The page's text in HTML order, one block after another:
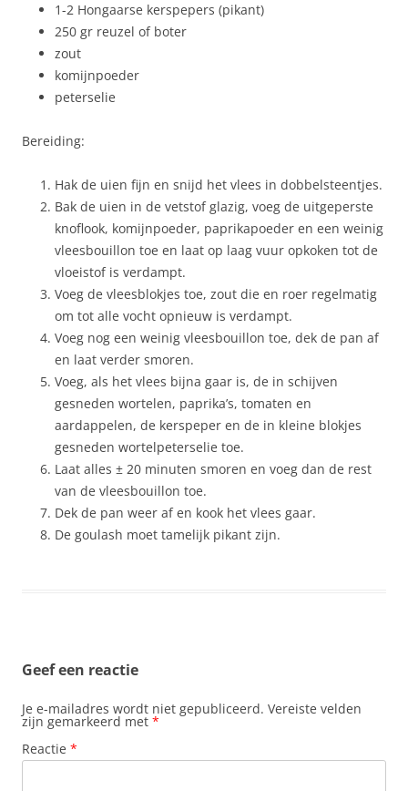
1-2 Hongaarse kerspepers (pikant)
250 gr reuzel of boter
zout
komijnpoeder
peterselie
Bereiding:
Hak de uien fijn en snijd het vlees in dobbelsteentjes.
Bak de uien in de vetstof glazig, voeg de uitgeperste
knoflook, komijnpoeder, paprikapoeder en een weinig
vleesbouillon toe en laat op laag vuur opkoken tot de
vloeistof is verdampt.
Voeg de vleesblokjes toe, zout die en roer regelmatig
om tot alle vocht opnieuw is verdampt.
Voeg nog een weinig vleesbouillon toe, dek de pan af
en laat verder smoren.
Voeg, als het vlees bijna gaar is, de in schijven
gesneden wortelen, paprika’s, tomaten en
aardappelen, de kerspeper en de in kleine blokjes
gesneden wortelpeterselie toe.
Laat alles ± 20 minuten smoren en voeg dan de rest
van de vleesbouillon toe.
Dek de pan weer af en kook het vlees gaar.
De goulash moet tamelijk pikant zijn.
Geef een reactie
Je e-mailadres wordt niet gepubliceerd. Vereiste velden
zijn gemarkeerd met *
Reactie *